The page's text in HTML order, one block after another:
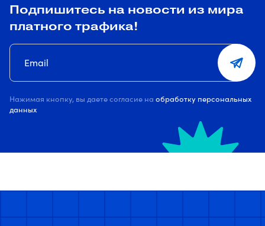
Подпишитесь на новости из мира
платного трафика!
Нажимая кнопку, вы даете согласие на обработку персональных
данных